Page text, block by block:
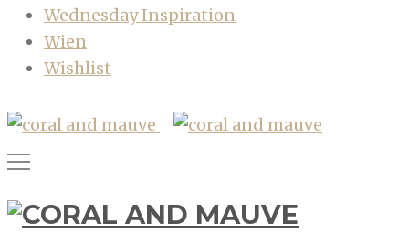
Wednesday Inspiration
Wien
Wishlist